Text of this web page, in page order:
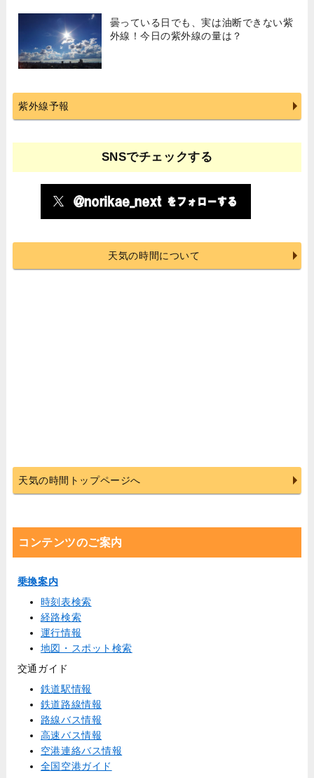
曇っている日でも、実は油断できない紫
外線！今日の紫外線の量は？
紫外線予報
SNSでチェックする
天気の時間について
天気の時間トップページへ
コンテンツのご案内
乗換案内
時刻表検索
経路検索
運行情報
地図・スポット検索
交通ガイド
鉄道駅情報
鉄道路線情報
路線バス情報
高速バス情報
空港連絡バス情報
全国空港ガイド